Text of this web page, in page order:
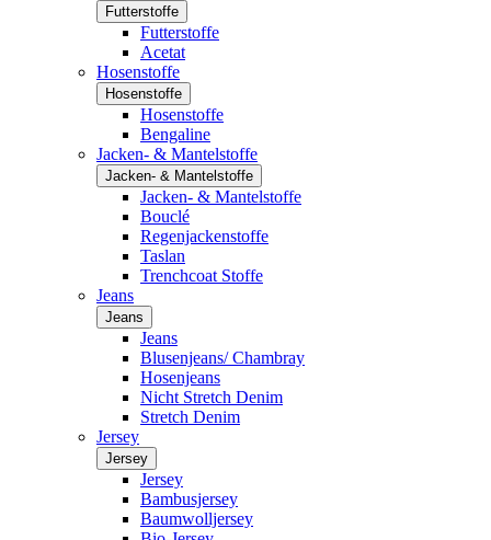
Futterstoffe
Futterstoffe
Acetat
Hosenstoffe
Hosenstoffe
Hosenstoffe
Bengaline
Jacken- & Mantelstoffe
Jacken- & Mantelstoffe
Jacken- & Mantelstoffe
Bouclé
Regenjackenstoffe
Taslan
Trenchcoat Stoffe
Jeans
Jeans
Jeans
Blusenjeans/ Chambray
Hosenjeans
Nicht Stretch Denim
Stretch Denim
Jersey
Jersey
Jersey
Bambusjersey
Baumwolljersey